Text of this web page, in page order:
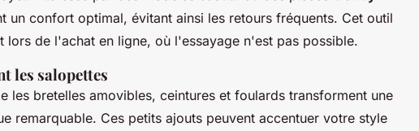
un confort optimal, évitant ainsi les retours fréquents. Cet outil
lors de l'achat en ligne, où l'essayage n'est pas possible.
les salopettes
les bretelles amovibles, ceintures et foulards transforment une
remarquable. Ces petits ajouts peuvent accentuer votre style